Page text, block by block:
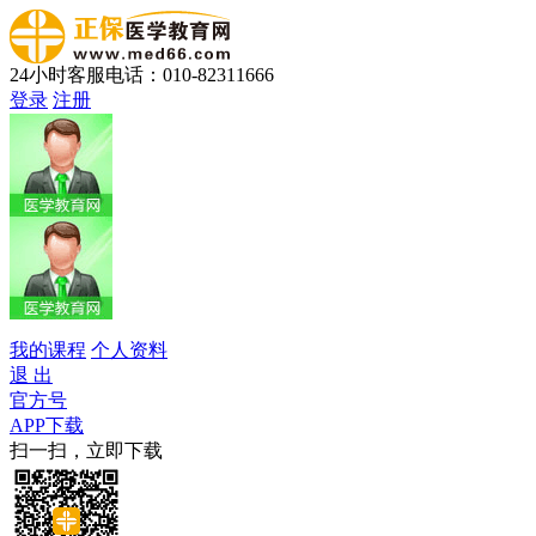
24小时客服电话：010-82311666
登录 注册
我的课程 个人资料
退 出
官方号
APP下载
扫一扫，立即下载